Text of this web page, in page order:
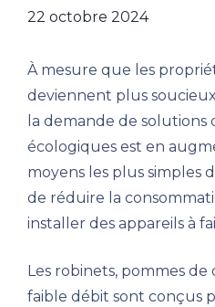
22 octobre 2024
À mesure que les
deviennent plus
la demande de solutions
écologiques est en
moyens les plus simples
de réduire la
installer des appareils à
Les robinets, pommes
faible débit sont conçus